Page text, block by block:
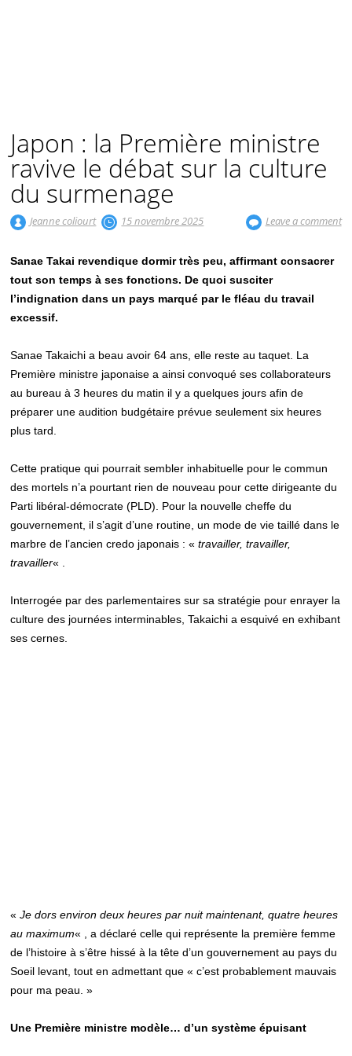
Japon : la Première ministre
ravive le débat sur la culture
du surmenage
Jeanne coliourt 15 novembre 2025 Leave a comment
Sanae Takai revendique dormir très peu, affirmant consacrer
tout son temps à ses fonctions. De quoi susciter
l’indignation dans un pays marqué par le fléau du travail
excessif.
Sanae Takaichi a beau avoir 64 ans, elle reste au taquet. La
Première ministre japonaise a ainsi convoqué ses collaborateurs
au bureau à 3 heures du matin il y a quelques jours afin de
préparer une audition budgétaire prévue seulement six heures
plus tard.
Cette pratique qui pourrait sembler inhabituelle pour le commun
des mortels n’a pourtant rien de nouveau pour cette dirigeante du
Parti libéral-démocrate (PLD). Pour la nouvelle cheffe du
gouvernement, il s’agit d’une routine, un mode de vie taillé dans le
marbre de l’ancien credo japonais : «travailler, travailler,
travailler« .
Interrogée par des parlementaires sur sa stratégie pour enrayer la
culture des journées interminables, Takaichi a esquivé en exhibant
ses cernes.
«Je dors environ deux heures par nuit maintenant, quatre heures
au maximum« , a déclaré celle qui représente la première femme
de l’histoire à s’être hissé à la tête d’un gouvernement au pays du
Soeil levant, tout en admettant que « c’est probablement mauvais
pour ma peau. »
Une Première ministre modèle… d’un système épuisant